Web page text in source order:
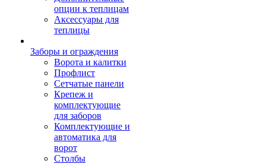
опции к теплицам
Аксессуары для
теплицы
Заборы и ограждения
Ворота и калитки
Профлист
Сетчатые панели
Крепеж и
комплектующие
для заборов
Комплектующие и
автоматика для
ворот
Столбы